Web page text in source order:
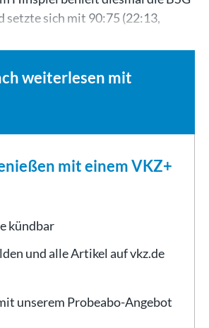
setzte sich mit 90:75 (22:13,
weiterlesen mit
mit einem VKZ+
kündbar
und alle Artikel auf vkz.de
unserem Probeabo-Angebot